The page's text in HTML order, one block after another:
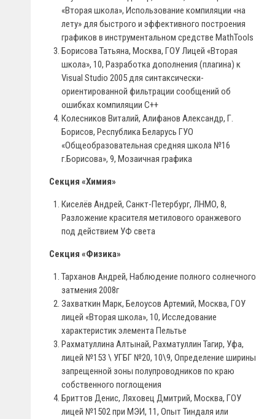
«Вторая школа», Использование компиляции «на
лету» для быстрого и эффективного построения
графиков в инструментальном средстве MathTools
Борисова Татьяна, Москва, ГОУ Лицей «Вторая
школа», 10, Разработка дополнения (плагина) к
Visual Studio 2005 для синтаксически-
ориентированной фильтрации сообщений об
ошибках компиляции C++
Колесников Виталий, Алифанов Александр, Г.
Борисов, Республика Беларусь ГУО
«Общеобразовательная средняя школа №16
г.Борисова», 9, Мозаичная графика
Секция «Химия»
Киселёв Андрей, Санкт-Петербург, ЛНМО, 8,
Разложение красителя метилового оранжевого
под действием УФ света
Секция «Физика»
Тарханов Андрей, Наблюдение полного солнечного
затмения 2008г
Захваткин Марк, Белоусов Артемий, Москва, ГОУ
лицей «Вторая школа», 10, Исследование
характеристик элемента Пельтье
Рахматуллина Алтынай, Рахматуллин Тагир, Уфа,
лицей №153 \ УГБГ №20, 10\9, Определение ширины
запрещенной зоны полупроводников по краю
собственного поглощения
Бриттов Денис, Ляховец Дмитрий, Москва, ГОУ
лицей №1502 при МЭИ, 11, Опыт Тиндаля или